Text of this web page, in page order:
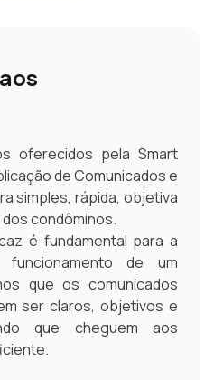
oferecidos pela Smart
de Comunicados e
simples, rápida, objetiva
condôminos.
é fundamental para a
de um
que os comunicados
ser claros, objetivos e
que cheguem aos